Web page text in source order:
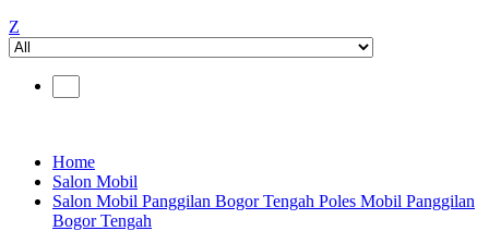
Z
Home
Salon Mobil
Salon Mobil Panggilan Bogor Tengah Poles Mobil Panggilan
Bogor Tengah